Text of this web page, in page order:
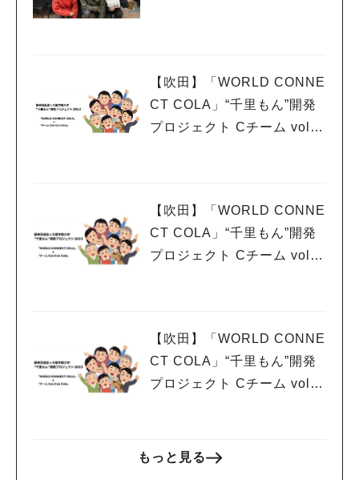
【吹田】「WORLD CONNE
CT COLA」“千里もん”開発
プロジェクト Cチーム vol.7
【吹田】「WORLD CONNE
CT COLA」“千里もん”開発
プロジェクト Cチーム vol.6
【吹田】「WORLD CONNE
CT COLA」“千里もん”開発
プロジェクト Cチーム vol.5
もっと見る